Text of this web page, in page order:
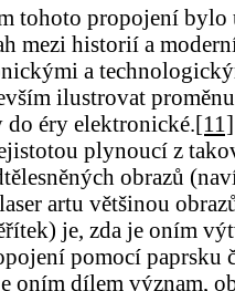
tohoto propojení
mezi historií a
a
ilustrovat proměnu
do éry elektronické.[11]
plynoucí z
obrazů
artu většinou
je, zda je oním
pomocí paprsku
oním dílem význam,